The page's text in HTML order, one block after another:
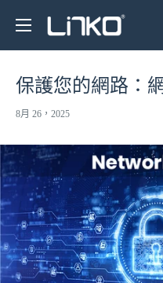
內
LINKO
LIMITED
保護您的網路：
8月 26，2025